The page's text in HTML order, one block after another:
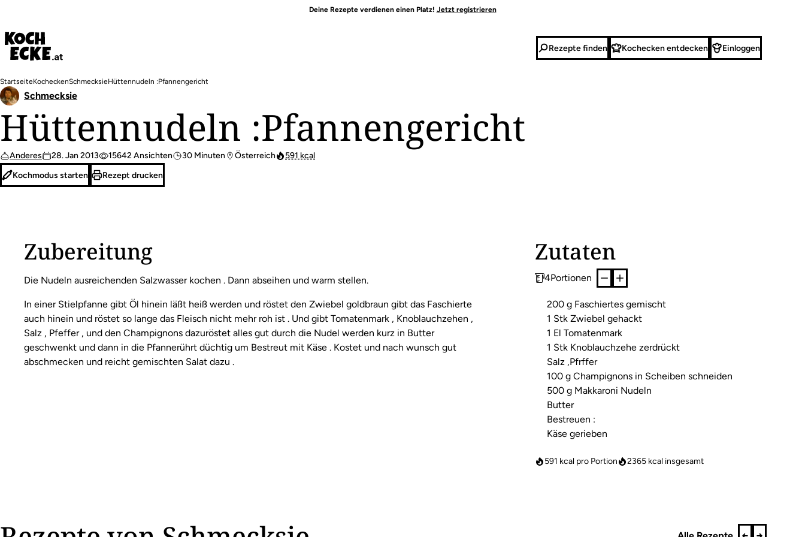
Inhalt
Deine Rezepte verdienen einen Platz! Jetzt registrieren
Rezepte finden Kochecken entdecken Einloggen
Pfadnavigation
StartseiteKocheckenSchmecksieHüttennudeln :Pfannengericht
Hüttennudeln :Pfannengericht
Anderes 28. Jan 2013 15642 Ansichten 30 Minuten Österreich 591 kcal
Schmecksie
Kochmodus starten Rezept drucken
Zubereitung
Die Nudeln ausreichenden Salzwasser kochen . Dann abseihen und warm stellen.
In einer Stielpfanne gibt Öl hinein läßt heiß werden und röstet den Zwiebel goldbraun gibt das Faschierte
auch hinein und röstet so lange das Fleisch nicht mehr roh ist . Und gibt Tomatenmark , Knoblauchzehen ,
Salz , Pfeffer , und den Champignons dazuröstet alles gut durch die Nudel werden kurz in Butter
geschwenkt und dann in die Pfannerührt düchtig um Bestreut mit Käse . Kostet und nach wunsch gut
abschmecken und reicht gemischten Salat dazu .
Zutaten
4Portionen
200 g Faschiertes gemischt
1 Stk Zwiebel gehackt
1 El Tomatenmark
1 Stk Knoblauchzehe zerdrückt
Salz ,Pfrffer
100 g Champignons in Scheiben schneiden
500 g Makkaroni Nudeln
Butter
Bestreuen :
Käse gerieben
591 kcal pro Portion 2365 kcal insgesamt